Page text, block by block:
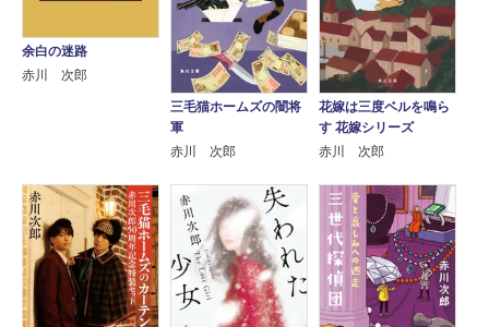
余白の迷路
赤川 次郎
三毛猫ホームズの闇将
軍
赤川 次郎
花嫁は三度ベルを鳴ら
す 花嫁シリーズ
赤川 次郎